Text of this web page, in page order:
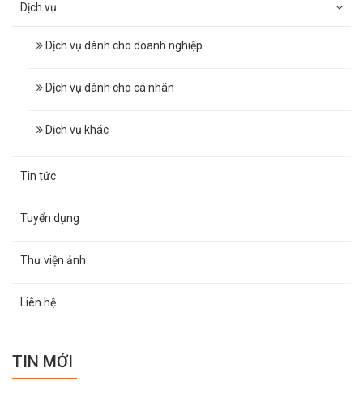
Dịch vụ
Dịch vụ dành cho doanh nghiệp
Dịch vụ dành cho cá nhân
Dịch vụ khác
Tin tức
Tuyển dụng
Thư viện ảnh
Liên hệ
TIN MỚI